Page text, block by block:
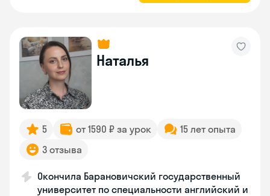
Наталья
5 от 1590 ₽ за урок
15 лет опыта
3 отзыва
Окончила Барановичский государственный
университет по специальности английский и